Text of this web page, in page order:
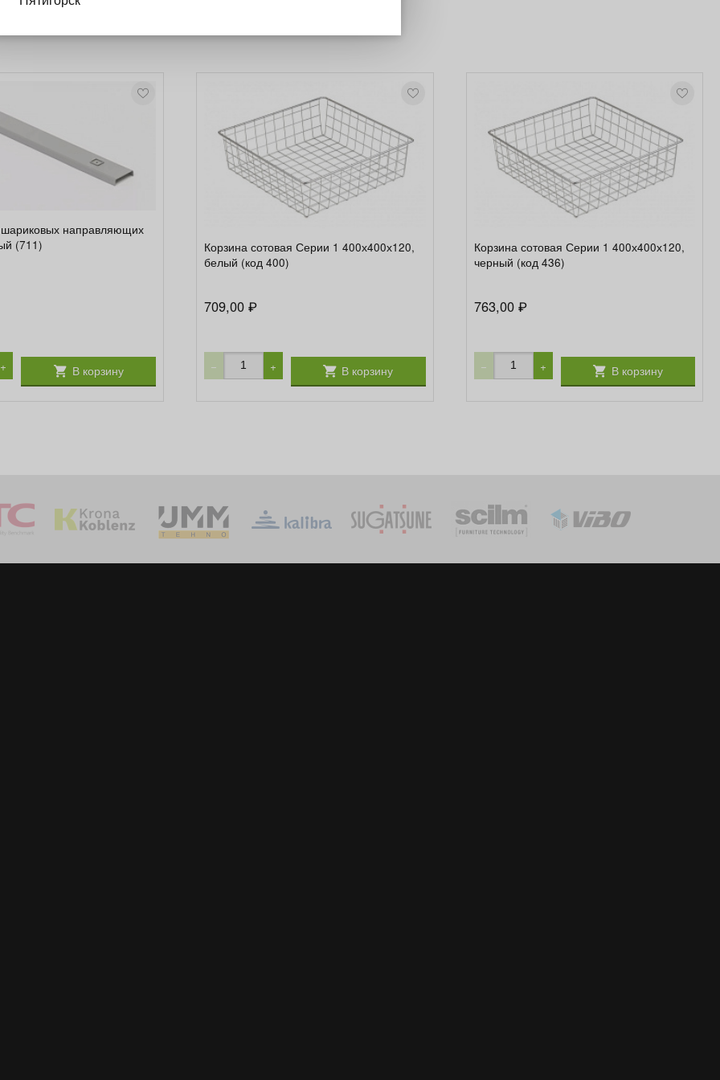
направляющих
(711)
+ В корзину
Корзина сотовая Серии 1 400х400х120,
белый (код 400)
709,00₽
− + В корзину
Корзина сотовая Серии 1 400х400х120,
черный (код 436)
763,00 ₽
− + В корзину